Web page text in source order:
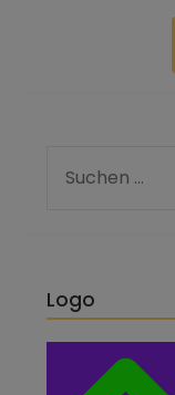
Logo